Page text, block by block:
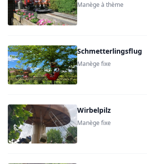
Manège à thème
Schmetterlingsflug
Manège fixe
Wirbelpilz
Manège fixe